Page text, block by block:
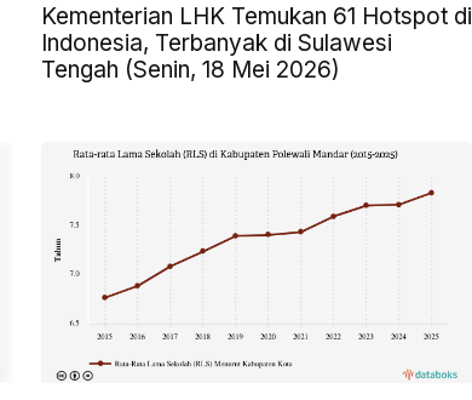
Kementerian LHK Temukan 61 Hotspot di
Indonesia, Terbanyak di Sulawesi
Tengah (Senin, 18 Mei 2026)